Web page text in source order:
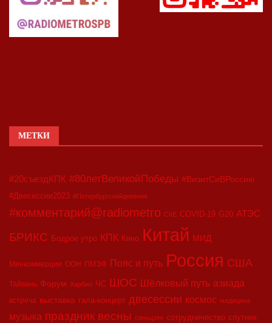
МЕТКИ
#20съездКПК #80летВеликойПобеды #ВизитСиВРоссию
#Двесессии2023 #Петербургскийдневник
#комментарий@radiometro CIIE COVID-19 G20 АТЭС
БРИКС Бодрое утро КПК Кино Китай МИД
Минкоммерции ООН ПМЭФ Пояс и путь Россия США
Тайвань Форум Харбин ЧС ШОС Шёлковый путь азиада
встреча выставка гала-концерт двесессии космос медицина
музыка праздник весны синьцзян сотрудничество спутник